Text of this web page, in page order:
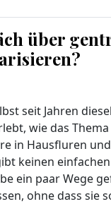
über
seit Jahren
wie das
in Hausfluren
keinen
ein paar Wege
ohne dass sie